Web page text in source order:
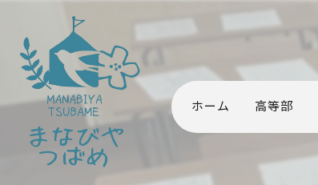
ホーム 高等部